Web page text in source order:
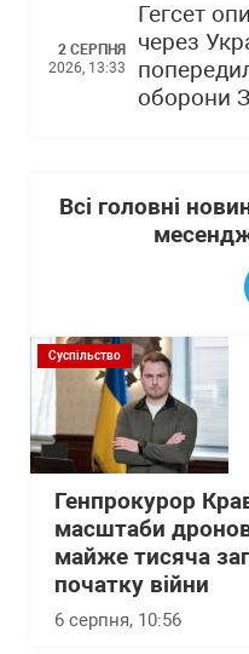
2 СЕРПНЯ
2026, 13:33
Гегсет
через
оборони
Всі головні
Суспільство
Генпрокурор
масштаби
майже тисяча
початку війни
6 серпня, 10:56